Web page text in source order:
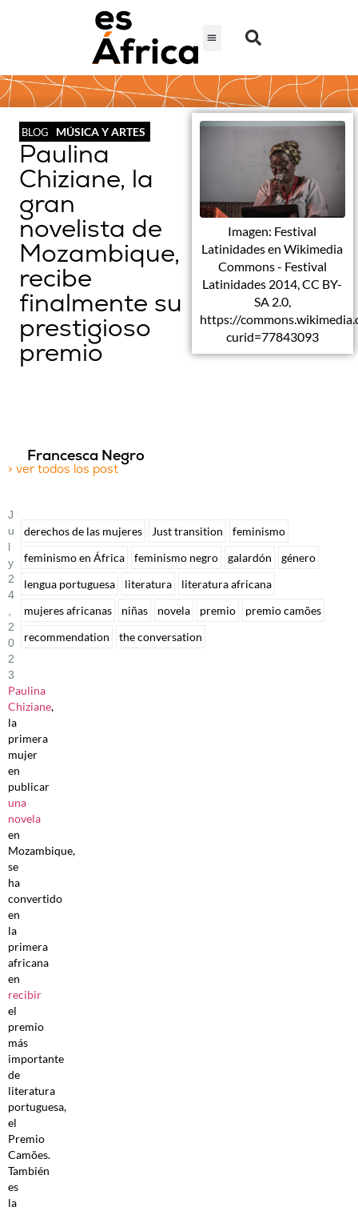
BLOG MÚSICA Y ARTES
Paulina
Chiziane, la
gran
novelista de
Mozambique,
recibe
finalmente su
prestigioso
premio
Imagen: Festival
Latinidades en Wikimedia
Commons - Festival
Latinidades 2014, CC BY-
SA 2.0,
https://
curid=77843093
Francesca Negro
> ver todos los post
J
U
L
Y
2
4
2
0
2
3
Paulina
Chiziane,
la
primera
mujer
en
publicar
una
novela
en
Mozambique,
se
ha
convertido
en
la
primera
africana
en
recibir
el
premio
más
importante
de
literatura
portuguesa,
el
Premio
Camões.
También
es
la
derechos de las mujeres Just transition
feminismo
feminismo en África
feminismo negro galardón
género
lengua portuguesa
literatura
literatura africana
mujeres africanas
niñas novela premio
premio camões
recommendation
the conversation